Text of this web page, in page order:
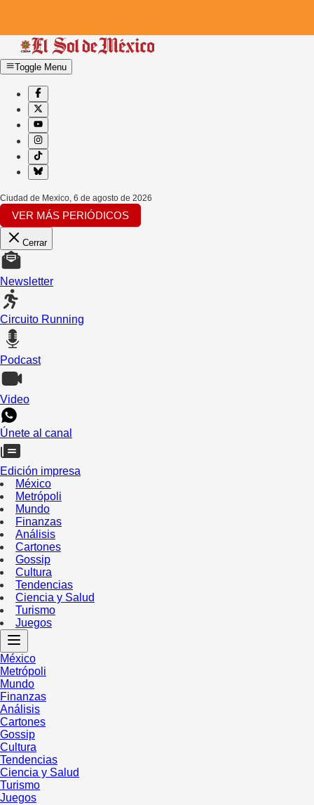
Toggle Menu
Ciudad de Mexico, 6 de agosto de 2026
VER MÁS PERIÓDICOS
Cerrar
Newsletter
Circuito Running
Podcast
Video
Únete al canal
Edición impresa
México
Metrópoli
Mundo
Finanzas
Análisis
Cartones
Gossip
Cultura
Tendencias
Ciencia y Salud
Turismo
Juegos
México
Metrópoli
Mundo
Finanzas
Análisis
Cartones
Gossip
Cultura
Tendencias
Ciencia y Salud
Turismo
Juegos